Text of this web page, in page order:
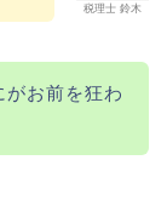
税理士 鈴木
がお前を狂わ